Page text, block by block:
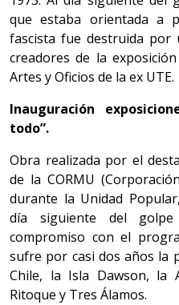
que estaba orientada a
fascista fue destruida
creadores de la
Artes y Oficios de la ex UTE.
Inauguración
todo”.
Obra realizada por el
de la CORMU
durante la Unidad Popular,
día siguiente del
compromiso con el
sufre por casi dos años la
Chile, la Isla Dawson, la
Ritoque y Tres Álamos.